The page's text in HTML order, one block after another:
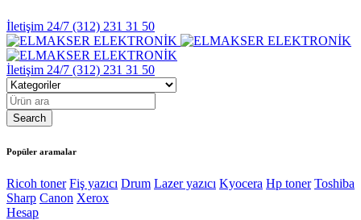
İletişim 24/7 (312) 231 31 50
İletişim 24/7 (312) 231 31 50
Popüler aramalar
Ricoh toner Fiş yazıcı Drum Lazer yazıcı Kyocera Hp toner Toshiba
Sharp Canon Xerox
Hesap